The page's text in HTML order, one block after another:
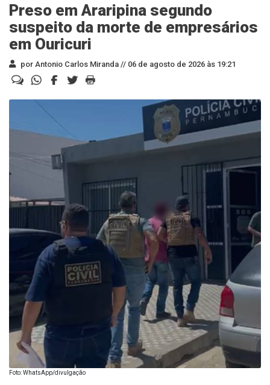
Preso em Araripina segundo
suspeito da morte de empresários
em Ouricuri
por Antonio Carlos Miranda // 06 de agosto de 2026 às 19:21
Foto: WhatsApp/divulgação